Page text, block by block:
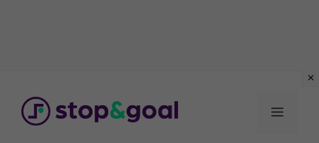
contenuto
Menu